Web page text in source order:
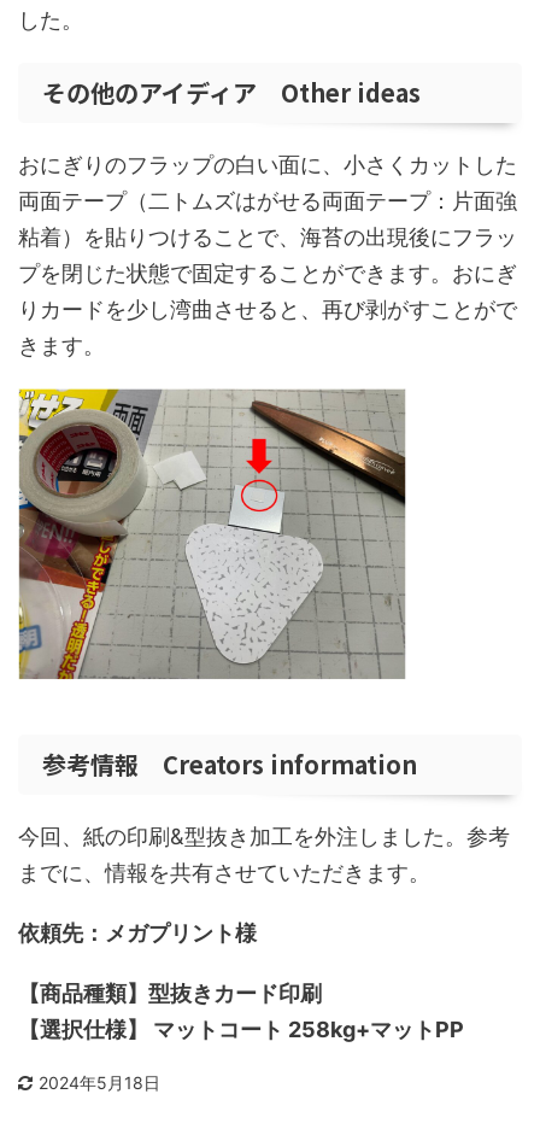
した。
その他のアイディア Other ideas
おにぎりのフラップの白い面に、小さくカットした
両面テープ（二トムズはがせる両面テープ：片面強
粘着）を貼りつけることで、海苔の出現後にフラッ
プを閉じた状態で固定することができます。おにぎ
りカードを少し湾曲させると、再び剥がすことがで
きます。
参考情報 Creators information
今回、紙の印刷&型抜き加工を外注しました。参考
までに、情報を共有させていただきます。
依頼先：メガプリント様
【商品種類】型抜きカード印刷
【選択仕様】 マットコート 258kg+マットPP
2024年5月18日